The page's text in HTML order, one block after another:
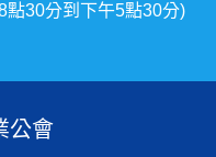
點30分到下午5點30分)
公會